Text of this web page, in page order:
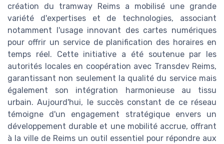
création du tramway Reims a mobilisé une grande
variété d'expertises et de technologies, associant
notamment l'usage innovant des cartes numériques
pour offrir un service de planification des horaires en
temps réel. Cette initiative a été soutenue par les
autorités locales en coopération avec Transdev Reims,
garantissant non seulement la qualité du service mais
également son intégration harmonieuse au tissu
urbain. Aujourd'hui, le succès constant de ce réseau
témoigne d'un engagement stratégique envers un
développement durable et une mobilité accrue, offrant
à la ville de Reims un outil essentiel pour répondre aux